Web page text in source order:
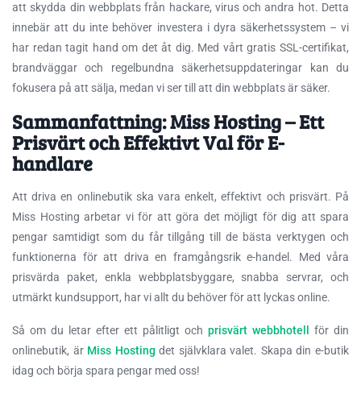
att skydda din webbplats från hackare, virus och andra hot. Detta
innebär att du inte behöver investera i dyra säkerhetssystem – vi
har redan tagit hand om det åt dig. Med vårt gratis SSL-certifikat,
brandväggar och regelbundna säkerhetsuppdateringar kan du
fokusera på att sälja, medan vi ser till att din webbplats är säker.
Sammanfattning: Miss Hosting – Ett
Prisvärt och Effektivt Val för E-
handlare
Att driva en onlinebutik ska vara enkelt, effektivt och prisvärt. På
Miss Hosting arbetar vi för att göra det möjligt för dig att spara
pengar samtidigt som du får tillgång till de bästa verktygen och
funktionerna för att driva en framgångsrik e-handel. Med våra
prisvärda paket, enkla webbplatsbyggare, snabba servrar, och
utmärkt kundsupport, har vi allt du behöver för att lyckas online.
Så om du letar efter ett pålitligt och prisvärt webbhotell
för din
onlinebutik, är Miss Hosting det självklara valet. Skapa din e-butik
idag och börja spara pengar med oss!